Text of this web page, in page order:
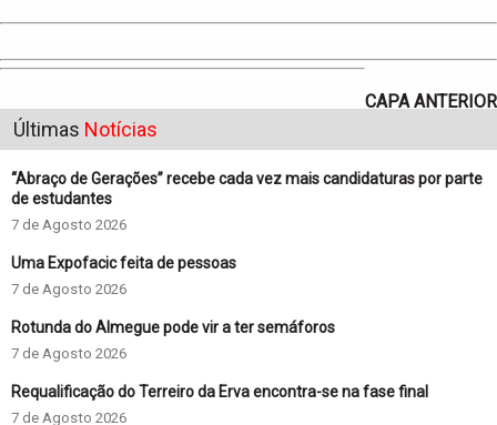
CAPA ANTERIOR
Últimas Notícias
“Abraço de Gerações” recebe cada vez mais candidaturas por parte
de estudantes
7 de Agosto 2026
Uma Expofacic feita de pessoas
7 de Agosto 2026
Rotunda do Almegue pode vir a ter semáforos
7 de Agosto 2026
Requalificação do Terreiro da Erva encontra-se na fase final
7 de Agosto 2026